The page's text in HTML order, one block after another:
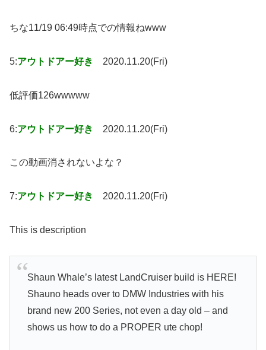
ちな11/19 06:49時点での情報ねwww
5:アウトドアー好き 2020.11.20(Fri)
低評価126wwwww
6:アウトドアー好き 2020.11.20(Fri)
この動画消されないよな？
7:アウトドアー好き 2020.11.20(Fri)
This is description
Shaun Whale’s latest LandCruiser build is HERE!
Shauno heads over to DMW Industries with his
brand new 200 Series, not even a day old – and
shows us how to do a PROPER ute chop!